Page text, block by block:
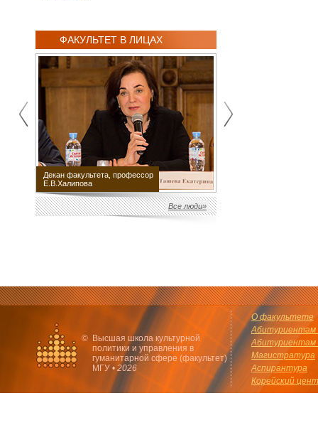
ФАКУЛЬТЕТ В ЛИЦАХ
Декан факультета, профессор
Е.В.Халипова
Все люди»
© Высшая школа культурной
политики и управления в
гуманитарной сфере (факультет)
МГУ • 2026
О факультете
Абитуриентам
Абитуриентам
Магистратура
Аспирантура
Корейский